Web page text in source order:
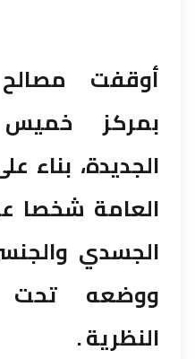
أوقفت
بمركز
الجديدة، بناء
العامة شخصا
الجسدي
ووضعه تحت
النظرية .